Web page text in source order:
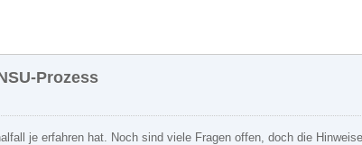
Prozess
je erfahren hat. Noch sind viele Fragen offen, doch die